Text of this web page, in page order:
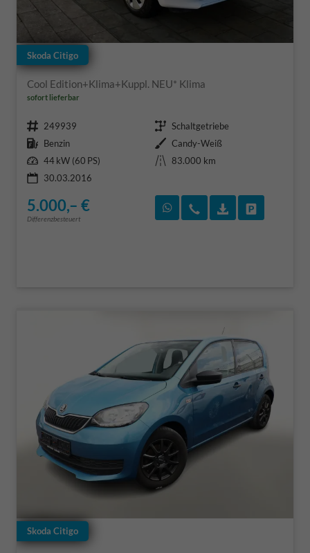
Skoda Citigo
Cool Edition+Klima+Kuppl. NEU* Klima
sofort lieferbar
Fahrzeugnr. 249939 Getriebe Schaltgetriebe
Kraftstoff Benzin Außenfarbe Candy-Weiß
Leistung 44 kW (60 PS) Kilometerstand
83.000 km
30.03.2016
5.000,– €
Differenzbesteuert
Rückruf vereinbaren
Wir rufen Sie an
Skoda Citigo